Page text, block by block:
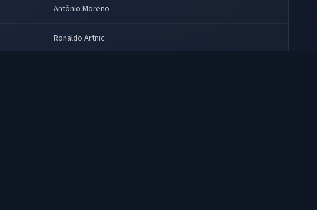
Antônio Moreno
Ronaldo Artnic